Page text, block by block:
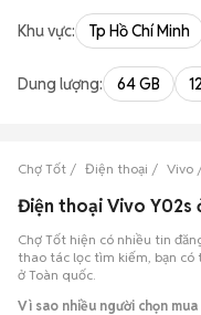
Khu vực: Tp Hồ Chí Minh
Dung lượng: 64 GB
Chợ Tốt Điện thoại Vivo
Chợ Tốt hiện có nhiều tin
thao tác lọc tìm kiếm, bạn có
ở Toàn quốc.
Vì sao nhiều người chọn